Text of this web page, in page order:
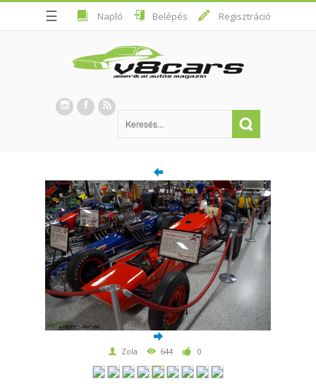
☰ Napló Belépés Regisztráció
Zola 644 0